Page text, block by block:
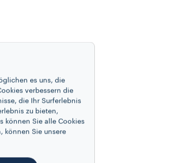
es uns, die
verbessern die
die Ihr Surferlebnis
zu bieten,
können Sie alle Cookies
können Sie unsere